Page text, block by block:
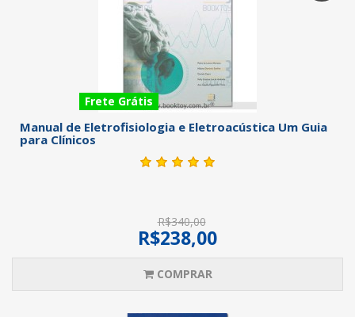
Frete Grátis
Manual de Eletrofisiologia e Eletroacústica Um Guia
para Clínicos
R$340,00
R$238,00
COMPRAR